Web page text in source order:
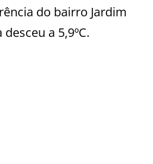
do bairro Jardim
a 5,9ºC.